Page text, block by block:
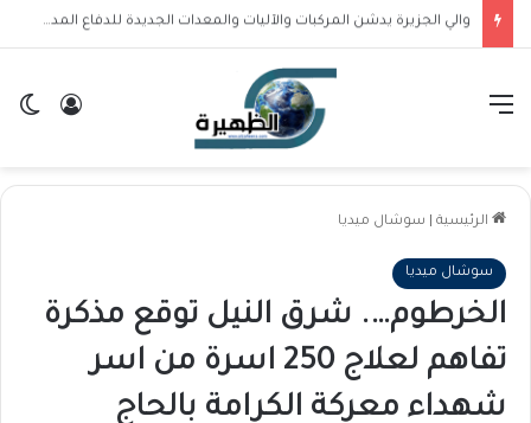
تسجيل القائمة
الرئيسية سوشال ميديا
سوشال ميديا
الخرطوم…. شرق النيل توقع مذكرة
تفاهم لعلاج 250 اسرة من اسر
شهداء معركة الكرامة بالحاج